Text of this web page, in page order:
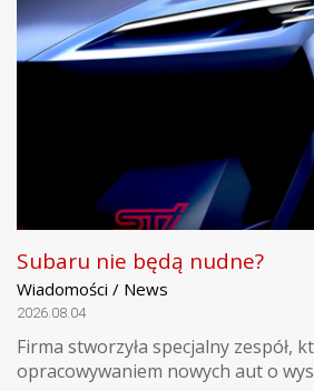
Subaru nie będą nudne?
Wiadomości / News
2026.08.04
Firma stworzyła specjalny zespół,
opracowywaniem nowych aut o